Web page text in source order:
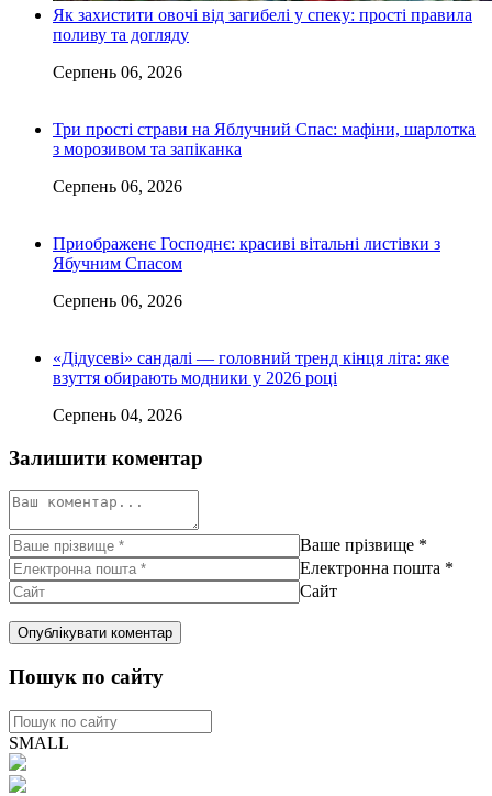
Як захистити овочі від загибелі у спеку: прості правила
поливу та догляду
Серпень 06, 2026
Три прості страви на Яблучний Спас: мафіни, шарлотка
з морозивом та запіканка
Серпень 06, 2026
Приображенє Господнє: красиві вітальні листівки з
Ябучним Спасом
Серпень 06, 2026
«Дідусеві» сандалі — головний тренд кінця літа: яке
взуття обирають модники у 2026 році
Серпень 04, 2026
Залишити коментар
Ваше прізвище *
Електронна пошта *
Сайт
Пошук по сайту
SMALL